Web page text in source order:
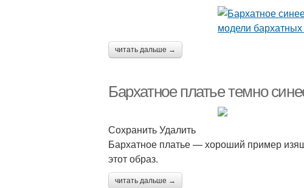
читать дальше →
Бархатное платье темно
Сохранить Удалить
Бархатное платье — хороший пример
этот образ.
читать дальше →